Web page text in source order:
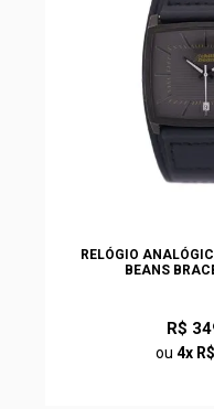
RELÓGIO
BEANS
R$
ou 4x